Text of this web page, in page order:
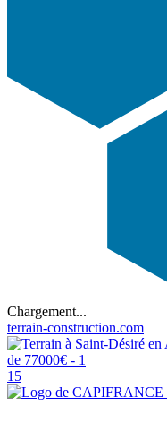
Chargement...
terrain-construction.com
15